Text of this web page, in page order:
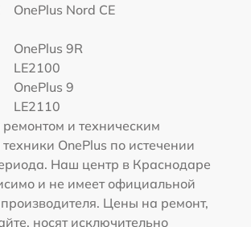
OnePlus Nord CE
OnePlus 9R
LE2100
OnePlus 9
LE2110
и техническим
OnePlus по истечении
Наш центр в Краснодаре
и не имеет официальной
Цены на ремонт,
носят исключительно